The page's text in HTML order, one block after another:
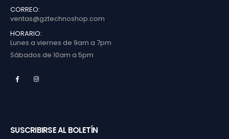
CORREO:
ventas@gztechnoshop.com
HORARIO:
Lunes a viernes de 9am a 7pm
Sábados de 10am a 5pm
SUSCRIBIRSE AL BOLETÍN